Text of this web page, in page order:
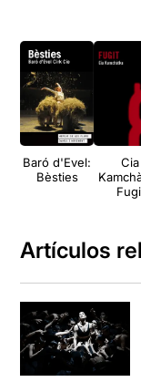
Baró d'Evel:
Bèsties
Cia
Artículos